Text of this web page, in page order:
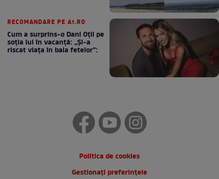
RECOMANDARE PE A1.RO
Cum a surprins-o Dani Oțil pe
soția lui în vacanță: „Și-a
riscat viața în baia fetelor”:
Politica de cookies
Gestionați preferințele